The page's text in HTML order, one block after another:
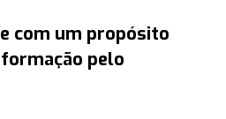
com um propósito
pelo